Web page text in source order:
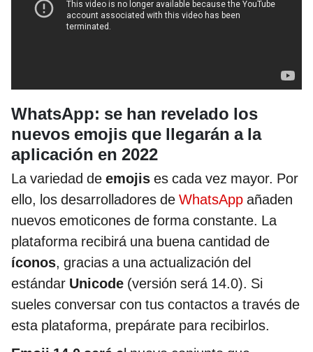
WhatsApp: se han revelado los
nuevos emojis que llegarán a la
aplicación en 2022
La variedad de emojis es cada vez mayor. Por
ello, los desarrolladores de WhatsApp añaden
nuevos emoticones de forma constante. La
plataforma recibirá una buena cantidad de
íconos, gracias a una actualización del
estándar Unicode (versión será 14.0). Si
sueles conversar con tus contactos a través de
esta plataforma, prepárate para recibirlos.